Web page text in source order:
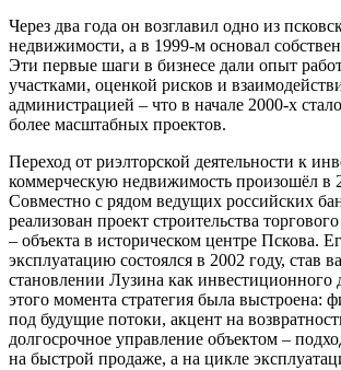
Через два года он возглавил одно из
недвижимости, а в 1999-м основал
Эти первые шаги в бизнесе дали опыт
участками, оценкой рисков и
администрацией – что в начале 2000-х
более масштабных проектов.
Переход от риэлторской деятельности к
коммерческую недвижимость произошёл в
Совместно с рядом ведущих российских
реализован проект строительства
– объекта в историческом центре Пскова.
эксплуатацию состоялся в 2002 году, став
становлении Лузина как инвестиционного
этого момента стратегия была выстроена:
под будущие потоки, акцент на
долгосрочное управление объектом –
на быстрой продаже, а на цикле